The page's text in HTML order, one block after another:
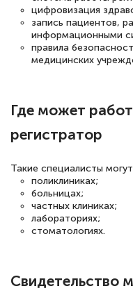
11 марта
Всем добрый
повышени
по тяжелой
оперативно
специалисты,
интересующие
двух…
Знаток
цифровизация
запись пациентов,
информационными
правила
медицинских
Где может
регистратор
Такие специалисты
поликлиниках;
больницах;
частных клиниках;
лабораториях;
стоматологиях.
Свидетельство